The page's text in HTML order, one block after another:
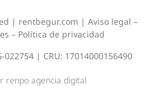
| rentbegur.com | Aviso legal –
– Política de privacidad
| CRU: 17014000156490
renpo agencia digital